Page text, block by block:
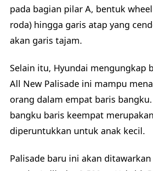
pada bagian pilar A, bentuk
roda) hingga garis atap yang
akan garis tajam.
Selain itu, Hyundai mengungkap
All New Palisade ini mampu
orang dalam empat baris
bangku baris keempat
diperuntukkan untuk anak kecil.
Palisade baru ini akan